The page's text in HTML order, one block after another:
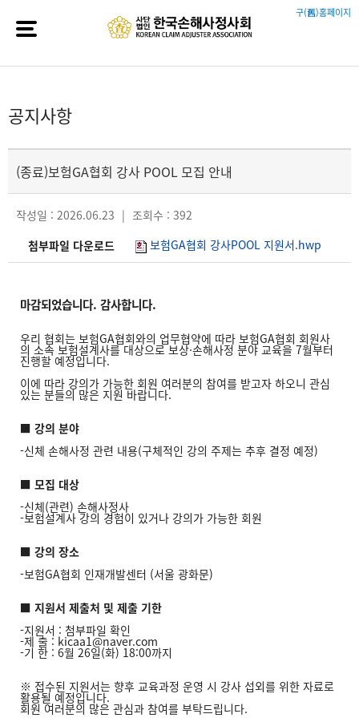
구(舊)홈페이지
공지사항
(종료)보험GA협회 강사 POOL 모집 안내
작성일 : 2026.06.23 | 조회수 : 392
첨부파일 다운로드
보험GA협회 강사POOL 지원서.hwp
마감되었습니다. 감사합니다.
우리 협회는 보험GA협회와의 업무협약에 따라 보험GA협회 회원사
의 소속 보험설계사를 대상으로 보상·손해사정 분야 교육을 7월부터
진행할 예정입니다.
이에 따라 강의가 가능한 회원 여러분의 참여를 받고자 하오니 관심
있는 분들의 많은 지원 바랍니다.
■ 강의 분야
-신체 손해사정 관련 내용(구체적인 강의 주제는 추후 결정 예정)
■ 모집 대상
-신체(관련) 손해사정사
-보험설계사 강의 경험이 있거나 강의가 가능한 회원
■ 강의 장소
-보험GA협회 인재개발센터 (서울 광화문)
■ 지원서 제출처 및 제출 기한
-지원서 : 첨부파일 확인
-제 출 : kicaa1@naver.com
-기 한 : 6월 26일(화) 18:00까지
※ 접수된 지원서는 향후 교육과정 운영 시 강사 섭외를 위한 자료로
활용될 예정입니다.
회원 여러분의 많은 관심과 참여를 부탁드립니다.